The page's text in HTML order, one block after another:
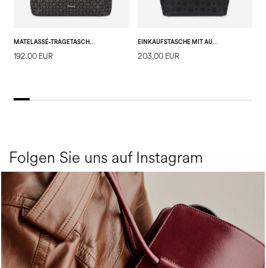
MATELASSÉ-TRAGETASCHE HERITAGE SCHWARZ/SCHWARZ
192.00 EUR
EINKAUFSTASCHE MIT AUSTAUSCHBAREN GRIFFEN HERITAGE FLOCK
203.00 EUR
Folgen Sie uns auf Instagram